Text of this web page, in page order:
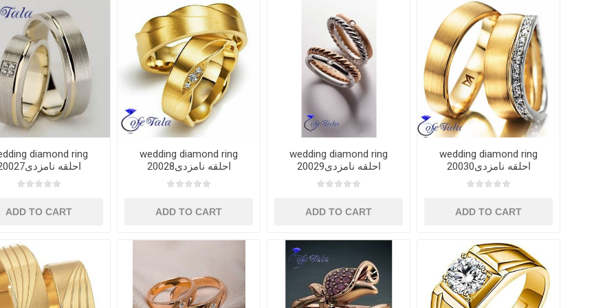
diamond ring
20027احلقه نامزدی
ADD TO CART
wedding diamond ring
20028احلقه نامزدی
ADD TO CART
wedding diamond ring
20029احلقه نامزدی
ADD TO CART
wedding diamond ring
20030احلقه نامزدی
ADD TO CART